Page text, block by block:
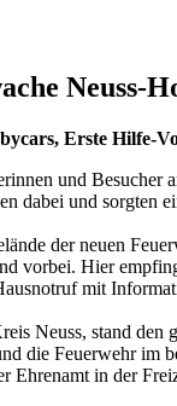
Neuss-
Erste Hilfe-
und Besucher
dabei und sorgten
der neuen
vorbei. Hier
mit
Neuss, stand
die Feuerwehr im
Ehrenamt in der